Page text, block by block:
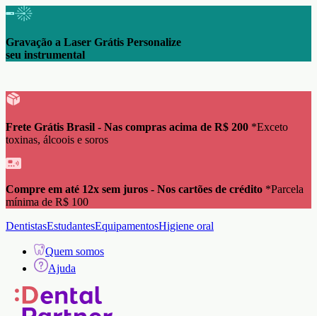
Gravação a Laser Grátis Personalize
seu instrumental
Frete Grátis Brasil - Nas compras acima de R$ 200 *Exceto
toxinas, álcoois e soros
Compre em até 12x sem juros - Nos cartões de crédito *Parcela
mínima de R$ 100
DentistasEstudantesEquipamentosHigiene oral
Quem somos
Ajuda